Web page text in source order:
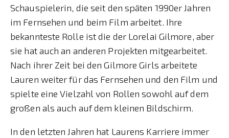
Schauspielerin, die seit den späten 1990er Jahren
im Fernsehen und beim Film arbeitet. Ihre
bekannteste Rolle ist die der Lorelai Gilmore, aber
sie hat auch an anderen Projekten mitgearbeitet.
Nach ihrer Zeit bei den Gilmore Girls arbeitete
Lauren weiter für das Fernsehen und den Film und
spielte eine Vielzahl von Rollen sowohl auf dem
großen als auch auf dem kleinen Bildschirm.
In den letzten Jahren hat Laurens Karriere immer